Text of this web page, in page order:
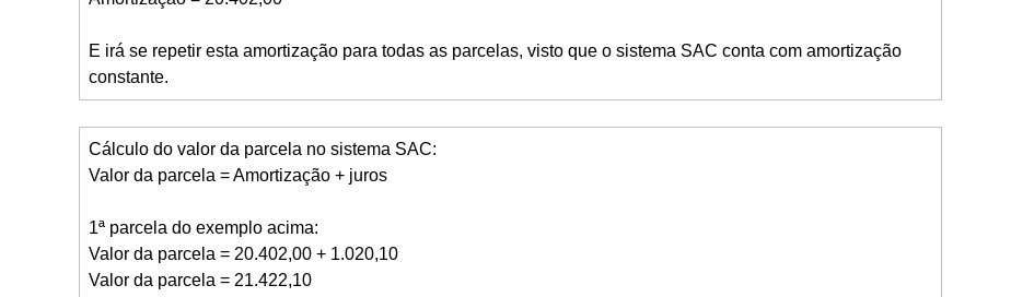
E irá se repetir esta amortização para todas as parcelas, visto que o sistema SAC conta com amortização
constante.
Cálculo do valor da parcela no sistema SAC:
Valor da parcela = Amortização + juros
1ª parcela do exemplo acima:
Valor da parcela = 20.402,00 + 1.020,10
Valor da parcela = 21.422,10